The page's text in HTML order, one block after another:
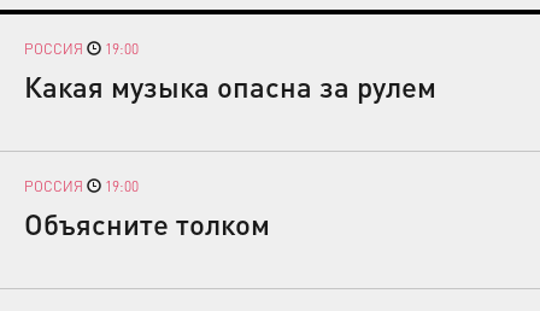
РОССИЯ 19:00
Какая музыка опасна за рулем
РОССИЯ 19:00
Объясните толком